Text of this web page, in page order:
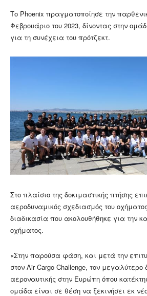
Το Phoenix πραγματοποίησε την
Φεβρουάριο του 2023, δίνοντας στην
για τη συνέχεια του πρότζεκτ.
Στο πλαίσιο της δοκιμαστικής πτήσης
αεροδυναμικός σχεδιασμός του
διαδικασία που ακολουθήθηκε για την
οχήματος.
«Στην παρούσα φάση, και μετά την
στον Air Cargo Challenge, τον μεγαλύτερο
αεροναυτικής στην Ευρώπη όπου
ομάδα είναι σε θέση να ξεκινήσει εκ